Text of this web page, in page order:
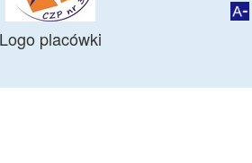
Logo placówki